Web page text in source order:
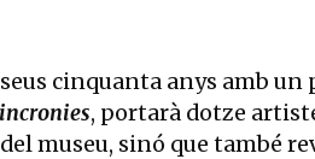
cinquanta anys amb
, portarà dotze
museu, sinó que també